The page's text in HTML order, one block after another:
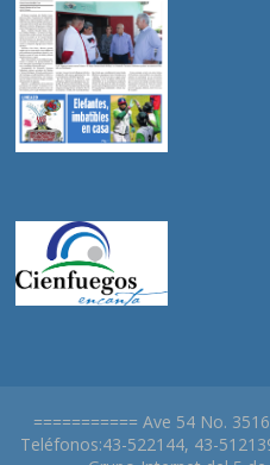
=========== Ave 54 No.
Teléfonos:43-522144, 43-